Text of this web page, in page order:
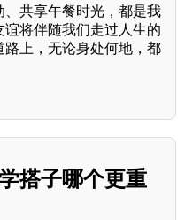
共享午餐时光，都是我
将伴随我们走过人生的
上，无论身处何地，都
搭子哪个更重